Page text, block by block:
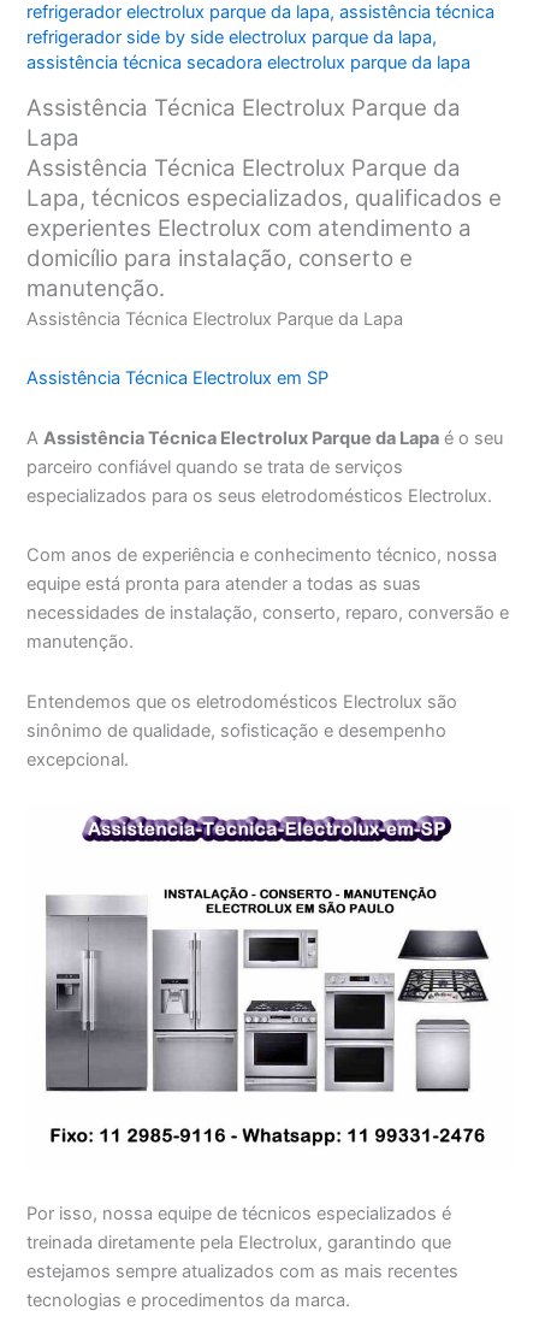
refrigerador electrolux parque da lapa,assistência técnica
refrigerador side by side electrolux parque da lapa,
assistência técnica secadora electrolux parque da lapa
Assistência Técnica Electrolux Parque da
Lapa
Assistência Técnica Electrolux Parque da
Lapa, técnicos especializados, qualificados e
experientes Electrolux com atendimento a
domicílio para instalação, conserto e
manutenção.
Assistência Técnica Electrolux Parque da Lapa
Assistência Técnica Electrolux em SP
AAssistência Técnica Electrolux Parque da Lapa é o seu
parceiro confiável quando se trata de serviços
especializados para os seus eletrodomésticos Electrolux.
Com anos de experiência e conhecimento técnico, nossa
equipe está pronta para atender a todas as suas
necessidades de instalação, conserto, reparo, conversão e
manutenção.
Entendemos que os eletrodomésticos Electrolux são
sinônimo de qualidade, sofisticação e desempenho
excepcional.
Por isso, nossa equipe de técnicos especializados é
treinada diretamente pela Electrolux, garantindo que
estejamos sempre atualizados com as mais recentes
tecnologias e procedimentos da marca.